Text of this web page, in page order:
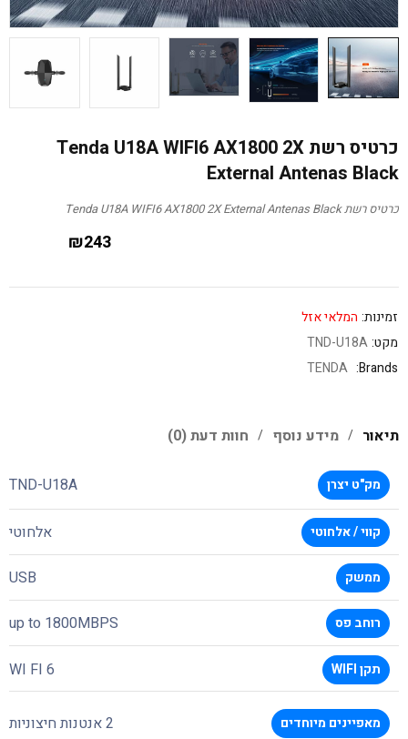
כרטיס רשת Tenda U18A WIFI6 AX1800 2X
External Antenas Black
כרטיס רשת Tenda U18A WIFI6 AX1800 2X External Antenas Black
₪243
זמינות: המלאי אזל
מקט:TND-U18A
Brands:
TENDA
תיאור מידע נוסף חוות דעת (0)
מק"ט יצרן TND-U18A
קווי / אלחוטי אלחוטי
ממשק USB
רוחב פס up to 1800MBPS
תקן WIFI WI FI 6
מאפיינים מיוחדים 2 אנטנות חיצוניות